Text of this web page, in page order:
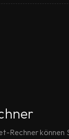
Rechner können